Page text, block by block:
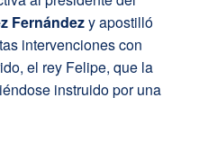
Fernándezy apostilló
intervenciones con
el rey Felipe, que la
instruido por una